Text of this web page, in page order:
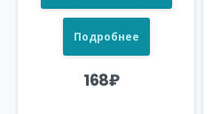
Подробнее
168₽